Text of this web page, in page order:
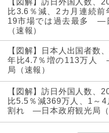
比3.6％減、2カ月連続前
19市場では過去最多 ―
（速報）
【図解】日本人出国者数
年比4.7％増の113万人
局（速報）
【図解】訪日外国人数、
比5.5％減369万人、1～
割れ ―日本政府観光局（